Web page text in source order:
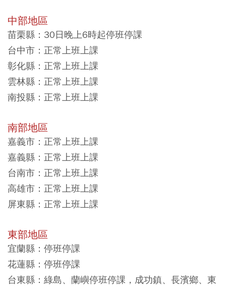
中部地區
苗栗縣：30日晚上6時起停班停課
台中市：正常上班上課
彰化縣：正常上班上課
雲林縣：正常上班上課
南投縣：正常上班上課
南部地區
嘉義市：正常上班上課
嘉義縣：正常上班上課
台南市：正常上班上課
高雄市：正常上班上課
屏東縣：正常上班上課
東部地區
宜蘭縣：停班停課
花蓮縣：停班停課
台東縣：綠島、蘭嶼停班停課，成功鎮、長濱鄉、東